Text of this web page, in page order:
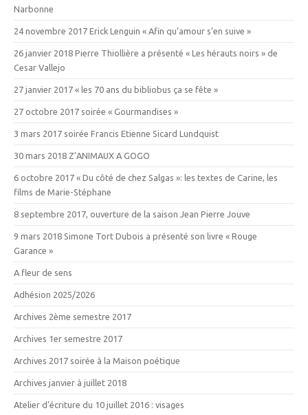
Narbonne
24 novembre 2017 Erick Lenguin « Afin qu’amour s’en suive »
26 janvier 2018 Pierre Thiollière a présenté « Les hérauts noirs » de
Cesar Vallejo
27 janvier 2017 « les 70 ans du bibliobus ça se fête »
27 octobre 2017 soirée « Gourmandises »
3 mars 2017 soirée Francis Etienne Sicard Lundquist
30 mars 2018 Z’ANIMAUX A GOGO
6 octobre 2017 « Du côté de chez Salgas »: les textes de Carine, les
films de Marie-Stéphane
8 septembre 2017, ouverture de la saison Jean Pierre Jouve
9 mars 2018 Simone Tort Dubois a présenté son livre « Rouge
Garance »
A fleur de sens
Adhésion 2025/2026
Archives 2ème semestre 2017
Archives 1er semestre 2017
Archives 2017 soirée à la Maison poétique
Archives janvier à juillet 2018
Atelier d’écriture du 10 juillet 2016 : visages